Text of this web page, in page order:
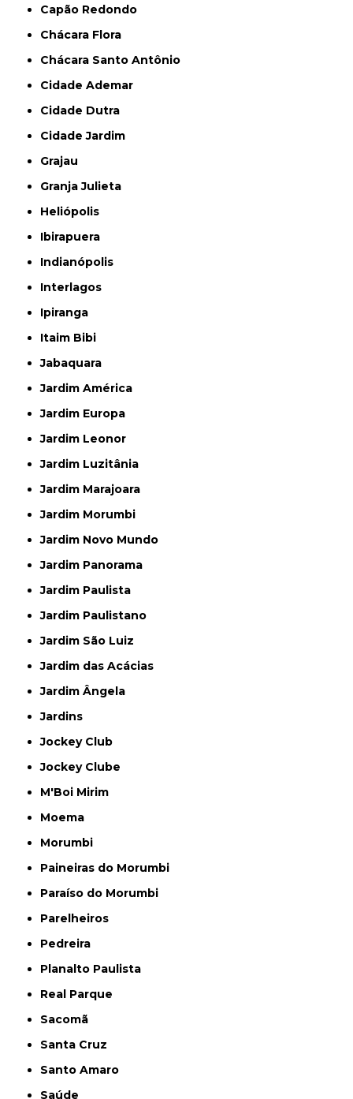
Capão Redondo
Chácara Flora
Chácara Santo Antônio
Cidade Ademar
Cidade Dutra
Cidade Jardim
Grajau
Granja Julieta
Heliópolis
Ibirapuera
Indianópolis
Interlagos
Ipiranga
Itaim Bibi
Jabaquara
Jardim América
Jardim Europa
Jardim Leonor
Jardim Luzitânia
Jardim Marajoara
Jardim Morumbi
Jardim Novo Mundo
Jardim Panorama
Jardim Paulista
Jardim Paulistano
Jardim São Luiz
Jardim das Acácias
Jardim Ângela
Jardins
Jockey Club
Jockey Clube
M'Boi Mirim
Moema
Morumbi
Paineiras do Morumbi
Paraíso do Morumbi
Parelheiros
Pedreira
Planalto Paulista
Real Parque
Sacomã
Santa Cruz
Santo Amaro
Saúde